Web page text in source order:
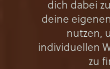
dich dabei
deine
nutzen,
individuellen
zu